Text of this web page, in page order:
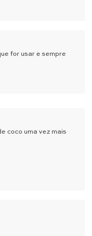
for usar e sempre
coco uma vez mais